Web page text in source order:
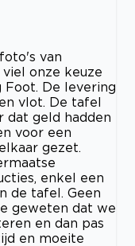
van
onze keuze
Foot. De levering
vlot. De tafel
dat geld hadden
voor een
gezet.
enkel een
de tafel. Geen
geweten dat we
en dan pas
en moeite